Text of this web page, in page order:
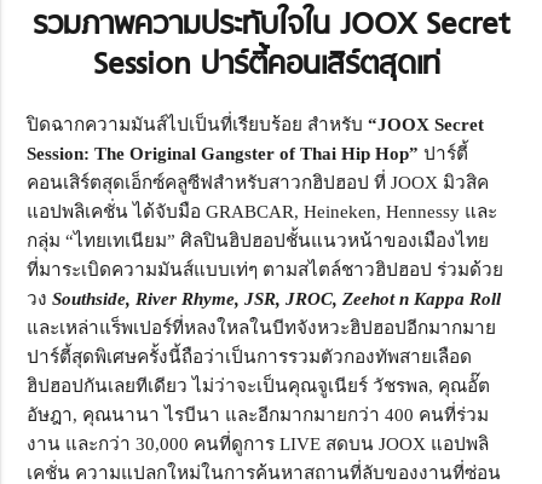
รวมภาพความประทับใจใน JOOX Secret
Session ปาร์ตี้คอนเสิร์ตสุดเท่
ปิดฉากความมันส์ไปเป็นที่เรียบร้อย สำหรับ“JOOX Secret
Session: The Original Gangster of Thai Hip Hop” ปาร์ตี้
คอนเสิร์ตสุดเอ็กซ์คลูซีฟสำหรับสาวกฮิปฮอป ที่ JOOX มิวสิค
แอปพลิเคชั่น ได้จับมือ GRABCAR, Heineken, Hennessy และ
กลุ่ม “ไทยเทเนียม” ศิลปินฮิปฮอปชั้นแนวหน้าของเมืองไทย
ที่มาระเบิดความมันส์แบบเท่ๆ ตามสไตล์ชาวฮิปฮอป ร่วมด้วย
วงSouthside, River Rhyme, JSR, JROC, Zeehot n Kappa Roll
และเหล่าแร็พเปอร์ที่หลงใหลในบีทจังหวะฮิปฮอปอีกมากมาย
ปาร์ตี้สุดพิเศษครั้งนี้ถือว่าเป็นการรวมตัวกองทัพสายเลือด
ฮิปฮอปกันเลยทีเดียว ไม่ว่าจะเป็นคุณจูเนียร์ วัชรพล, คุณอั๊ต
อัษฎา, คุณนานา ไรบีนา และอีกมากมายกว่า 400 คนที่ร่วม
งาน และกว่า 30,000 คนที่ดูการ LIVE สดบน JOOX แอปพลิ
เคชั่น ความแปลกใหม่ในการค้นหาสถานที่ลับของงานที่ซ่อน